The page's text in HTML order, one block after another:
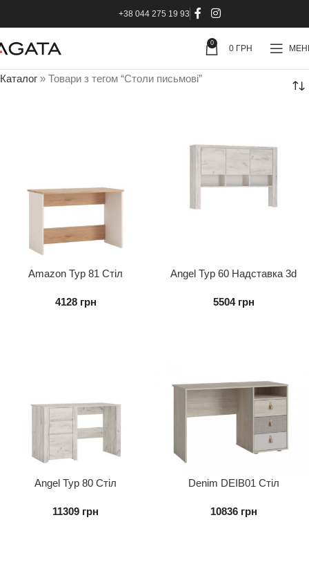
+38 044 275 19 93
0
0 ГРН
Каталог » Товари з тегом “Столи письмові”
Amazon Typ 81 Стіл
4128 грн
Angel Typ 60 Надставка 3d
5504 грн
Angel Typ 80 Стіл
11309 грн
Denim DEIB01 Стіл
10836 грн